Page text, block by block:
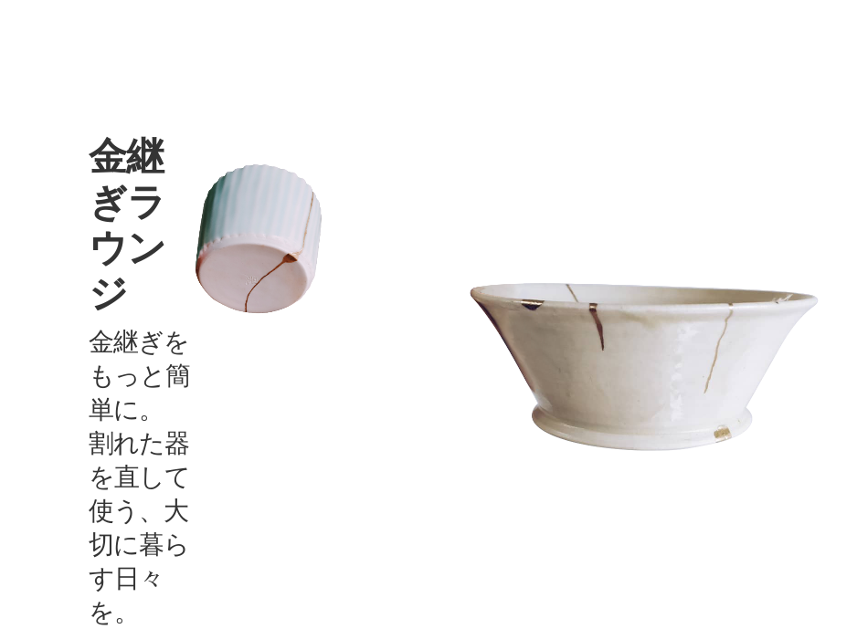
金継
ぎラ
ウン
ジ
金継ぎを
もっと簡
単に。
割れた器
を直して
使う、 大
切に暮ら
す日々
を。